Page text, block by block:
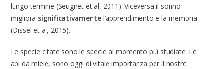
lungo termine (Seugnet et al, 2011). Viceversa il sonno
migliora significativamentel’apprendimento e la memoria
(Dissel et al, 2015).
Le specie citate sono le specie al momento più studiate. Le
api da miele, sono oggi di vitale importanza per il nostro